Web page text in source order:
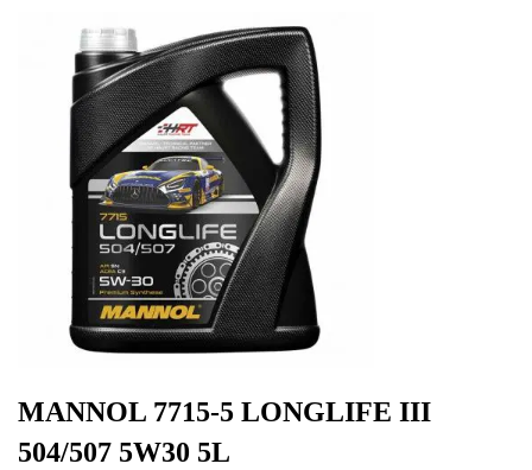
KENŐANYAGOK
MÁRKÁK
NORMÁK
VISZKOZITÁSOK
ADALÉKOK
EGYÉB
SPECIÁLIS
INFO
MANNOL 7715-5 LONGLIFE III
504/507 5W30 5L